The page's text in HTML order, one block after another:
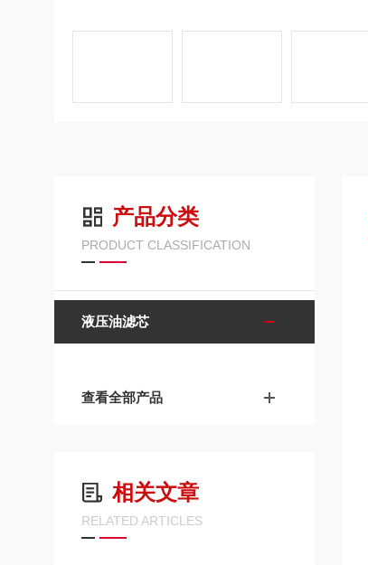
产品分类
PRODUCT CLASSIFICATION
液压油滤芯
查看全部产品
相关文章
RELATED ARTICLES